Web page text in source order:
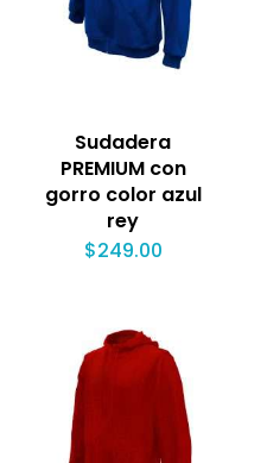
Sudadera
PREMIUM con
gorro color azul
rey
$249.00